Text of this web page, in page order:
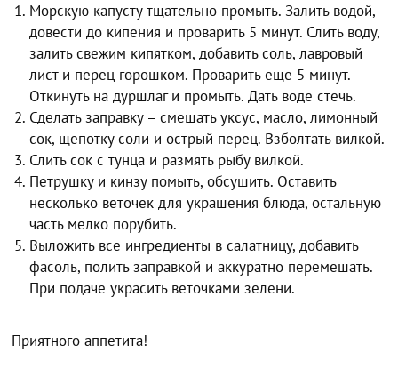
Морскую капусту тщательно промыть. Залить водой,
довести до кипения и проварить 5 минут. Слить воду,
залить свежим кипятком, добавить соль, лавровый
лист и перец горошком. Проварить еще 5 минут.
Откинуть на дуршлаг и промыть. Дать воде стечь.
Сделать заправку – смешать уксус, масло, лимонный
сок, щепотку соли и острый перец. Взболтать вилкой.
Слить сок с тунца и размять рыбу вилкой.
Петрушку и кинзу помыть, обсушить. Оставить
несколько веточек для украшения блюда, остальную
часть мелко порубить.
Выложить все ингредиенты в салатницу, добавить
фасоль, полить заправкой и аккуратно перемешать.
При подаче украсить веточками зелени.
Приятного аппетита!